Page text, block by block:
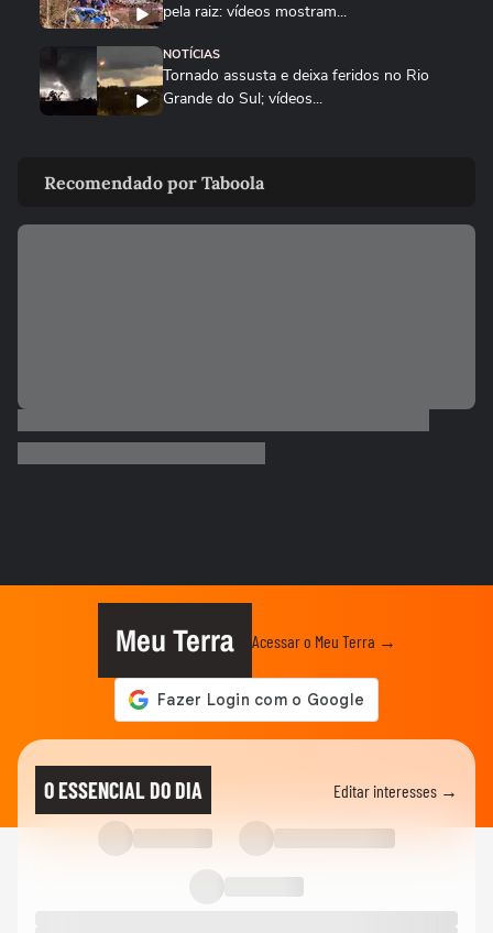
pela raiz: vídeos mostram...
NOTÍCIAS
Tornado assusta e deixa feridos no Rio
Grande do Sul; vídeos...
500 casas no RS; vídeos...
CIDADES
‘debaixo d’água’ na véspera da...
SC registra ao menos 19 cidades com
temperaturas negativas; vídeo...
Papagaio sobrevive por uma semana sob
escombros de prédio e é...
Vazão das Cataratas do Iguaçu está 4
vezes maior que média e chega...
Recomendado por Taboola
Meu Terra Acessar o Meu Terra →
O ESSENCIAL DO DIA Editar interesses →